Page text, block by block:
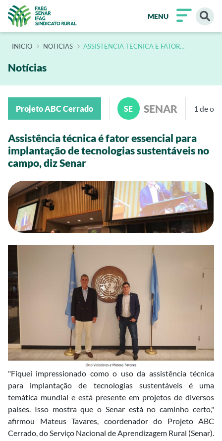
MENU
INÍCIO NOTICIAS ASSISTENCIA TECNICA E FATOR
Notícias
Projeto ABC Cerrado SE SENAR 1 de
Assistência técnica é fator essencial para
implantação de tecnologias sustentáveis no
campo, diz Senar
"Fiquei impressionado como o uso da assistência técnica
para implantação de tecnologias sustentáveis é uma
temática mundial e está presente em projetos de diversos
países. Isso mostra que o Senar está no caminho certo,"
afirmou Mateus Tavares, coordenador do Projeto ABC
Cerrado, do Serviço Nacional de Aprendizagem Rural (Senar).